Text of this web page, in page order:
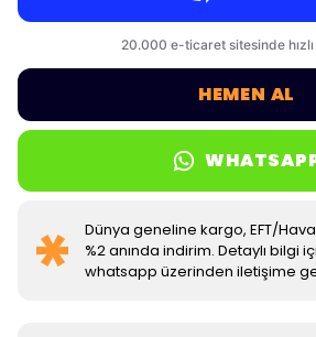
HEMEN AL
Dünya geneline kargo, EFT/
%2 anında indirim. Detaylı bilgi
whatsapp üzerinden iletişime